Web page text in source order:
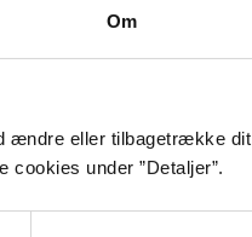
Om
ændre eller tilbagetrække dit
under ”Detaljer”.